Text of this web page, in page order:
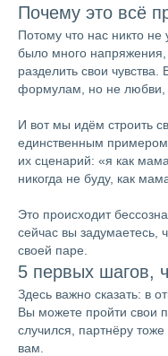
Почему это всё
Потому что нас никто не
было много напряжения,
разделить свои
формулам, но не любви,
И вот мы идём строить
единственным
их сценарий: «я как
никогда не буду, как
Это происходит
сейчас вы задумаетесь,
своей паре.
5 первых шагов,
Здесь важно сказать: в
Вы можете пройти свои
случился, партнёру
вам.